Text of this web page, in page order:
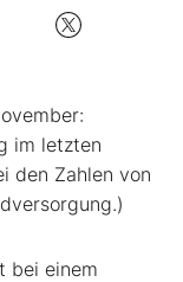
im letzten
den Zahlen von
bei einem